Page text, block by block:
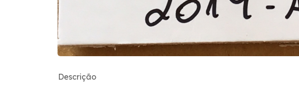
Descrição